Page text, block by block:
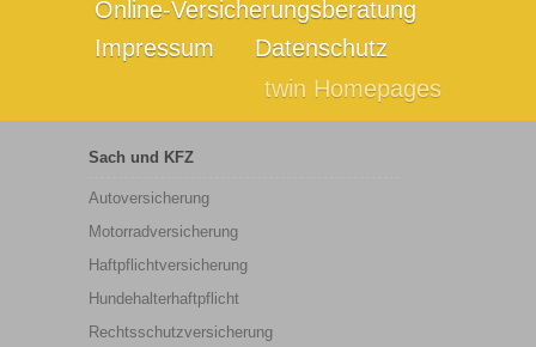
Online-Versicherungsberatung
Impressum
Datenschutz
twin Homepages
Sach und KFZ
Autoversicherung
Motorradversicherung
Haftpflichtversicherung
Hundehalterhaftpflicht
Rechtsschutzversicherung